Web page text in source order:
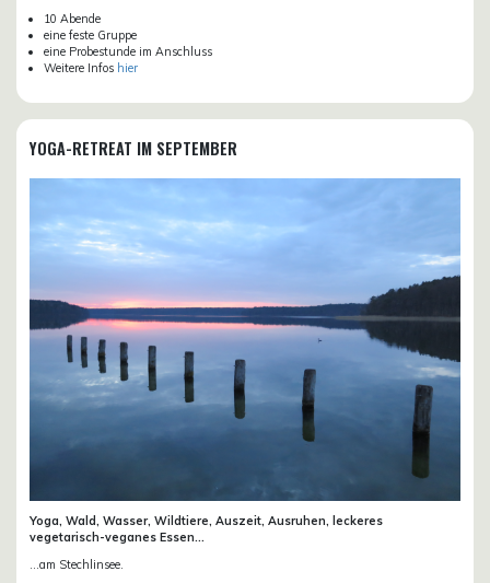
10 Abende
eine feste Gruppe
eine Probestunde im Anschluss
Weitere Infos hier
YOGA-RETREAT IM SEPTEMBER
Yoga, Wald, Wasser, Wildtiere, Auszeit, Ausruhen, leckeres
vegetarisch-veganes Essen...
...am Stechlinsee.